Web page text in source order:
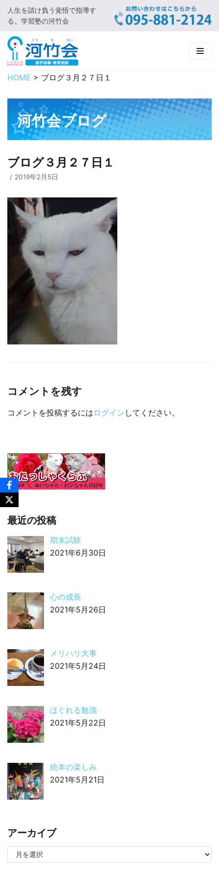
コ
ン
テ
ン
ツ
に
キ
プ
人生を請け負う覚悟で指導す
る。学習塾の河竹会
HOME
新着情報
□ お知らせ
河竹会について
□ 河竹会について
□ よくあるご質問
□ 小学部
□ 高校部
□ 有料体験指導
実 績
□ 2019年合格体験記
HOME > ブログ３月２７日１
河竹会ブログ
ブログ３月２７日１
2019年2月5日
コメントを残す
コメントを投稿するには ログイン してください。
最近の投稿
期末試験
2021年6月30日
心の成長
2021年5月26日
メリハリ大事
2021年5月24日
ほぐれる勉強
2021年5月22日
絵本の楽しみ
2021年5月21日
アーカイブ